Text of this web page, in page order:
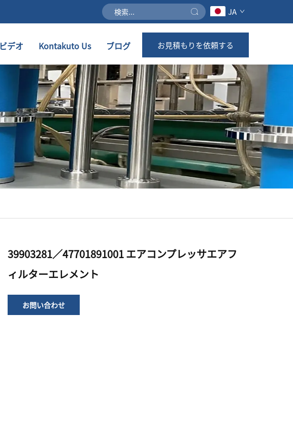
JA
ビデオ Kontakuto Us ブログ お見積もりを依頼する
39903281／47701891001 エアコンプレッサエアフ
ィルターエレメント
お問い合わせ